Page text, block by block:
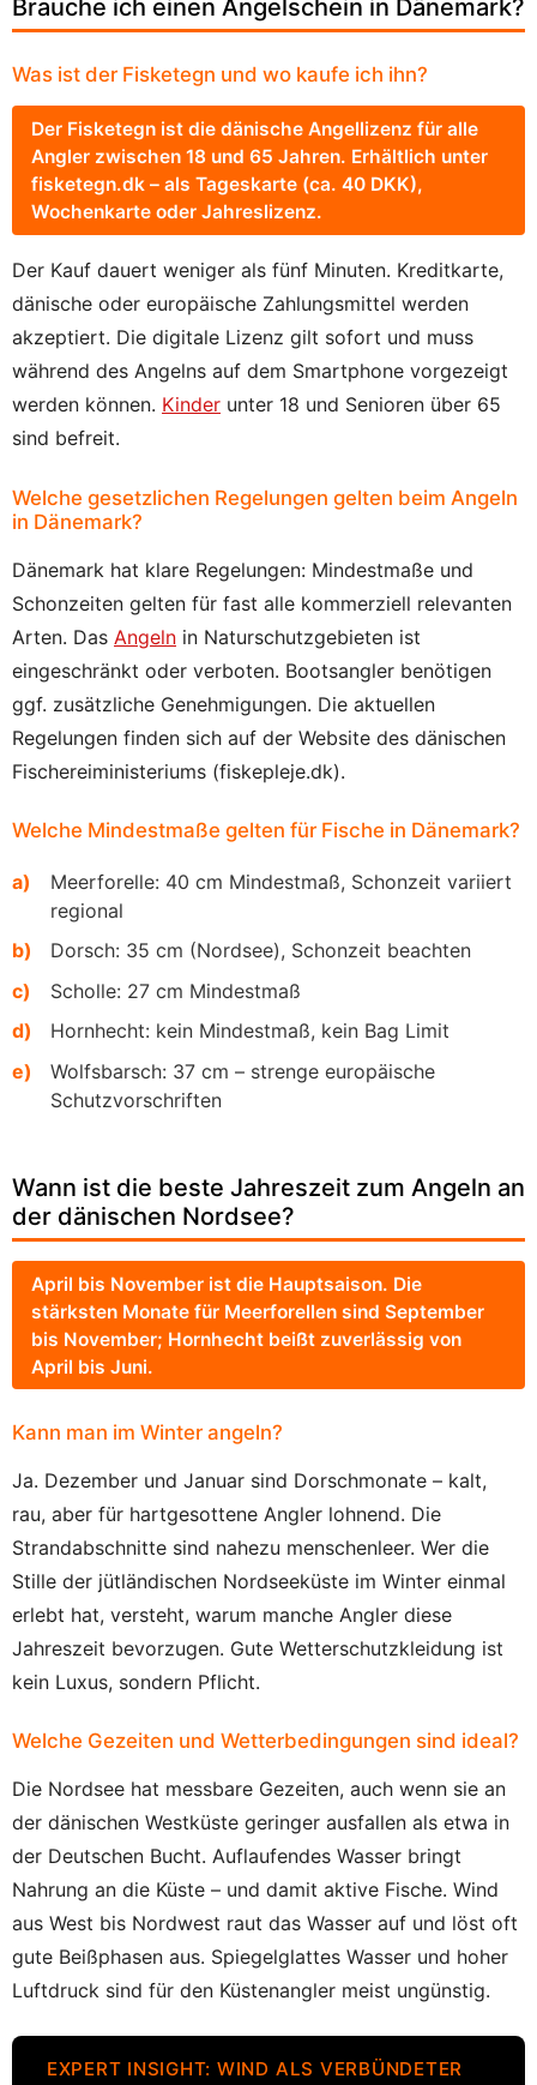
Brauche ich einen Angelschein in Dänemark?
Was ist der Fisketegn und wo kaufe ich ihn?
Der Fisketegn ist die dänische Angellizenz für alle
Angler zwischen 18 und 65 Jahren. Erhältlich unter
fisketegn.dk – als Tageskarte (ca. 40 DKK),
Wochenkarte oder Jahreslizenz.
Der Kauf dauert weniger als fünf Minuten. Kreditkarte,
dänische oder europäische Zahlungsmittel werden
akzeptiert. Die digitale Lizenz gilt sofort und muss
während des Angelns auf dem Smartphone vorgezeigt
werden können. Kinder unter 18 und Senioren über 65
sind befreit.
Welche gesetzlichen Regelungen gelten beim Angeln
in Dänemark?
Dänemark hat klare Regelungen: Mindestmaße und
Schonzeiten gelten für fast alle kommerziell relevanten
Arten. Das Angeln in Naturschutzgebieten ist
eingeschränkt oder verboten. Bootsangler benötigen
ggf. zusätzliche Genehmigungen. Die aktuellen
Regelungen finden sich auf der Website des dänischen
Fischereiministeriums (fiskepleje.dk).
Welche Mindestmaße gelten für Fische in Dänemark?
Meerforelle: 40 cm Mindestmaß, Schonzeit variiert
regional
Dorsch: 35 cm (Nordsee), Schonzeit beachten
Scholle: 27 cm Mindestmaß
Hornhecht: kein Mindestmaß, kein Bag Limit
Wolfsbarsch: 37 cm – strenge europäische
Schutzvorschriften
Wann ist die beste Jahreszeit zum Angeln an
der dänischen Nordsee?
April bis November ist die Hauptsaison. Die
stärksten Monate für Meerforellen sind September
bis November; Hornhecht beißt zuverlässig von
April bis Juni.
Kann man im Winter angeln?
Ja. Dezember und Januar sind Dorschmonate – kalt,
rau, aber für hartgesottene Angler lohnend. Die
Strandabschnitte sind nahezu menschenleer. Wer die
Stille der jütländischen Nordseeküste im Winter einmal
erlebt hat, versteht, warum manche Angler diese
Jahreszeit bevorzugen. Gute Wetterschutzkleidung ist
kein Luxus, sondern Pflicht.
Welche Gezeiten und Wetterbedingungen sind ideal?
Die Nordsee hat messbare Gezeiten, auch wenn sie an
der dänischen Westküste geringer ausfallen als etwa in
der Deutschen Bucht. Auflaufendes Wasser bringt
Nahrung an die Küste – und damit aktive Fische. Wind
aus West bis Nordwest raut das Wasser auf und löst oft
gute Beißphasen aus. Spiegelglattes Wasser und hoher
Luftdruck sind für den Küstenangler meist ungünstig.
EXPERT INSIGHT: WIND ALS VERBÜNDETER